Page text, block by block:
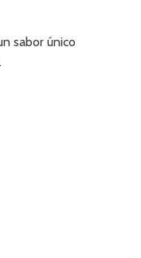
sabor único